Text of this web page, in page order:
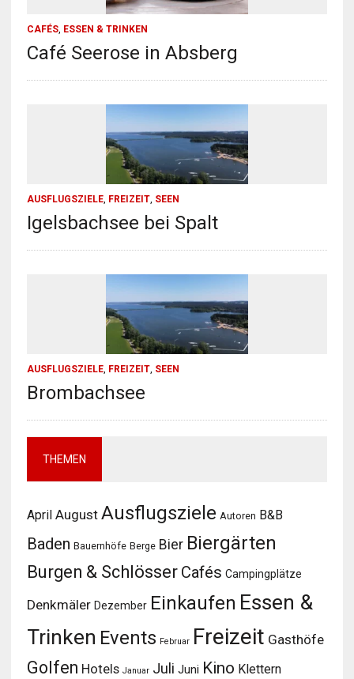
CAFÉS, ESSEN & TRINKEN
Café Seerose in Absberg
AUSFLUGSZIELE, FREIZEIT, SEEN
Igelsbachsee bei Spalt
AUSFLUGSZIELE, FREIZEIT, SEEN
Brombachsee
THEMEN
April August Ausflugsziele Autoren B&B
Baden Bauernhöfe Berge Bier Biergärten
Burgen & Schlösser Cafés Campingplätze
Denkmäler Dezember Einkaufen Essen &
Trinken Events Februar Freizeit Gasthöfe
Golfen Hotels Januar Juli Juni Kino Klettern